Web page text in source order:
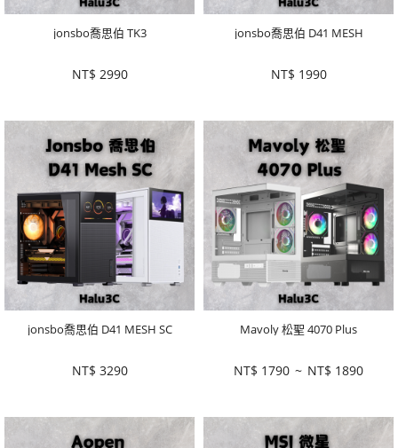
jonsbo喬思伯 TK3
NT$ 2990
jonsbo喬思伯 D41 MESH
NT$ 1990
jonsbo喬思伯 D41 MESH SC
NT$ 3290
Mavoly 松聖 4070 Plus
NT$ 1790 ~ NT$ 1890